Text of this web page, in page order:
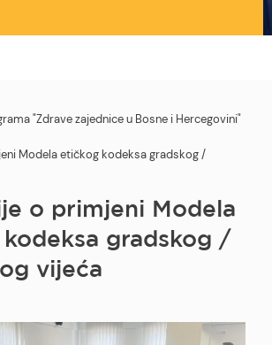
"Zdrave zajednice u Bosne i Hercegovini"
Modela etičkog kodeksa gradskog /
o primjeni Modela
gradskog /
vijeća